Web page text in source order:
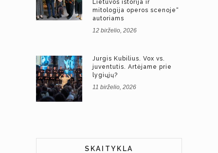
Lietuvos istorija ir
mitologija operos scenoje“
autoriams
12 birželio, 2026
Jurgis Kubilius. Vox vs.
juventutis. Artėjame prie
lygiųjų?
11 birželio, 2026
SKAITYKLA